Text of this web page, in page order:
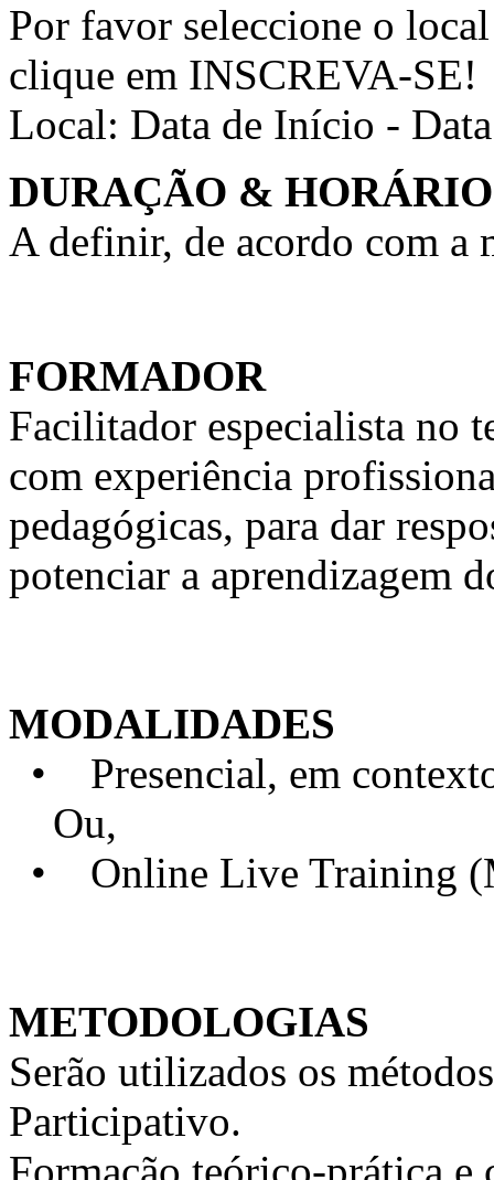
Por favor seleccione o
clique em INSCREVA-SE!
Local: Data de Início -
DURAÇÃO & HORÁRIO
A definir, de acordo com a
FORMADOR
Facilitador especialista no
com experiência
pedagógicas, para dar
potenciar a aprendizagem
MODALIDADES
• Presencial, em
Ou,
• Online Live Training
METODOLOGIAS
Serão utilizados os
Participativo.